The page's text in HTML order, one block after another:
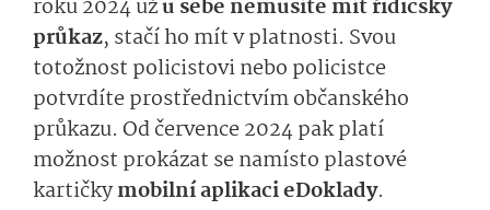
roku 2024 užu sebe nemusíte mít řidičský
průkaz, stačí ho mít v platnosti. Svou
totožnost policistovi nebo policistce
potvrdíte prostřednictvím občanského
průkazu. Od července 2024 pak platí
možnost prokázat se namísto plastové
kartičkymobilní aplikaci eDoklady.